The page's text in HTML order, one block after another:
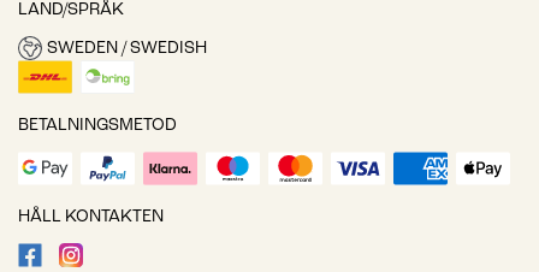
LAND/SPRÅK
SWEDEN / SWEDISH
BETALNINGSMETOD
HÅLL KONTAKTEN